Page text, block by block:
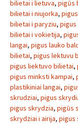
bilietai i lietuva, pigūs
bilietai i niujorka,
bilietai i paryziu, pigus
bilietai i vokietija,
langai, pigus lauko
bilietai, pigus lektuvu
pigus liektuvo bilietai,
pigus minksti kampai,
plastikiniai langai,
skrudziai, pigus
pigus skrydzia, pigūs
skrydziai i airija, pigus